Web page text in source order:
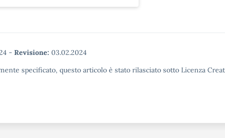
- Revisione: 03.02.2024
specificato, questo articolo è stato rilasciato sotto Licenza